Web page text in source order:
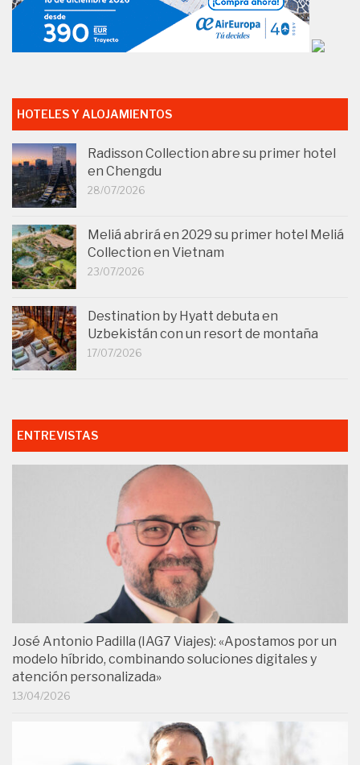
HOTELES Y ALOJAMIENTOS
Radisson Collection abre su primer hotel
en Chengdu
28/07/2026
Meliá abrirá en 2029 su primer hotel Meliá
Collection en Vietnam
23/07/2026
Destination by Hyatt debuta en
Uzbekistán con un resort de montaña
17/07/2026
ENTREVISTAS
José Antonio Padilla (IAG7 Viajes): «Apostamos por un
modelo híbrido, combinando soluciones digitales y
atención personalizada»
13/04/2026